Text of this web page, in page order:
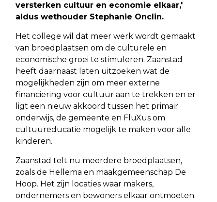
versterken cultuur en economie elkaar,'
aldus wethouder Stephanie Onclin.
Het college wil dat meer werk wordt gemaakt
van broedplaatsen om de culturele en
economische groei te stimuleren. Zaanstad
heeft daarnaast laten uitzoeken wat de
mogelijkheden zijn om meer externe
financiering voor cultuur aan te trekken en er
ligt een nieuw akkoord tussen het primair
onderwijs, de gemeente en FluXus om
cultuureducatie mogelijk te maken voor alle
kinderen.
Zaanstad telt nu meerdere broedplaatsen,
zoals de Hellema en maakgemeenschap De
Hoop. Het zijn locaties waar makers,
ondernemers en bewoners elkaar ontmoeten.